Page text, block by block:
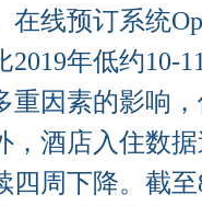
线预订系统
年低约10-
重因素的影响
，酒店入住数
四周下降。截